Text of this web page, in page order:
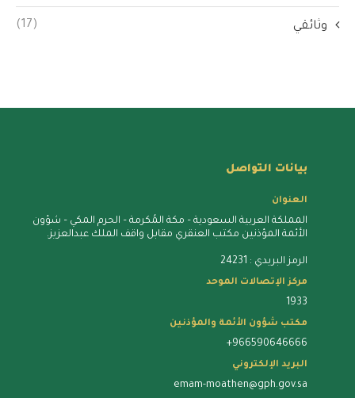
وثائقي (17)
بيانات التواصل
العنوان
المملكة العربية السعودية – مكة المُكرمة – الحرم المكي – شؤون
الأئمة المؤذنين مكتب العنقري مقابل واقف الملك عبدالعزيز.
الرمز البريدي : 24231
مركز الإتصالات الموحد
1933
مكتب شؤون الأئمة والمؤذنين
+966590646666
البريد الإلكتروني
emam-moathen@gph.gov.sa